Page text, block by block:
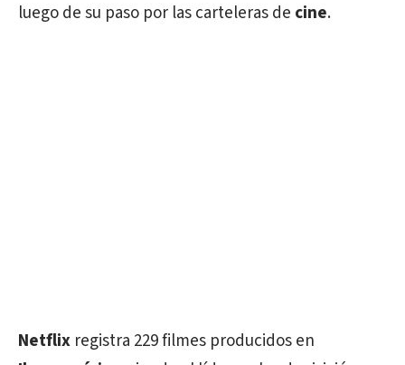
luego de su paso por las carteleras de cine.
Netflix registra 229 filmes producidos en